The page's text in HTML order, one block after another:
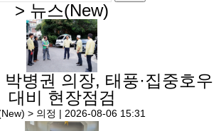
> 뉴스(New)
박병권 의장, 태풍·집중호우
대비 현장점검
> 의정 | 2026-08-06 15:31